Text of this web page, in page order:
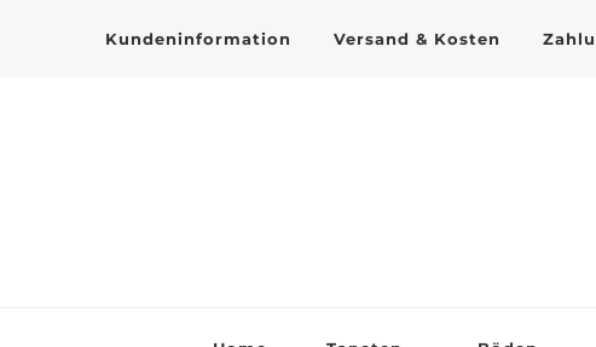
Kundeninformation Versand & Kosten